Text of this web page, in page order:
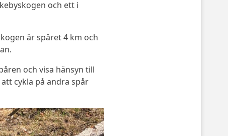
och ett i
är spåret 4 km och
och visa hänsyn till
cykla på andra spår